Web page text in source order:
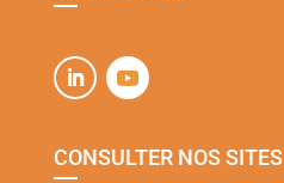
CONSULTER NOS SITES